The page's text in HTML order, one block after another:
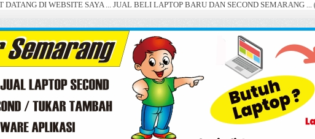
WEBSITE SAYA ... JUAL BELI LAPTOP BARU DAN SECOND SEMARANG ... (SETIAP